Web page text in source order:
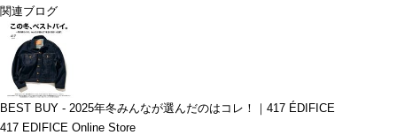
関連ブログ
BEST BUY - 2025年冬みんなが選んだのはコレ！｜417 ÉDIFICE
417 EDIFICE Online Store